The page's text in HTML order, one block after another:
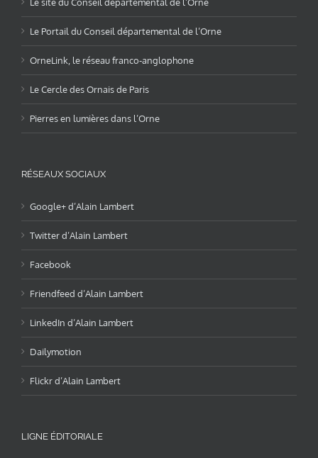
Le Portail du Conseil départemental de l’Orne
OrneLink, le réseau franco-anglophone
Le Cercle des Ornais de Paris
Pierres en lumières dans l’Orne
RÉSEAUX SOCIAUX
Google+ d’Alain Lambert
Twitter d’Alain Lambert
Facebook
Friendfeed d’Alain Lambert
LinkedIn d’Alain Lambert
Dailymotion
Flickr d’Alain Lambert
LIGNE ÉDITORIALE